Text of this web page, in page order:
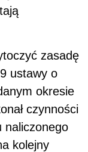
zasadę
ustawy o
okresie
czynności
naliczonego
kolejny